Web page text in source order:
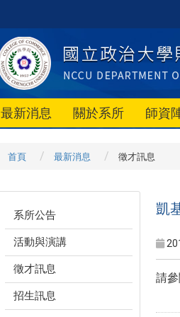
最新消息 關於系所 師資
首頁 最新消息 徵才訊息
系所公告
活動與演講
徵才訊息
招生訊息
凱
請